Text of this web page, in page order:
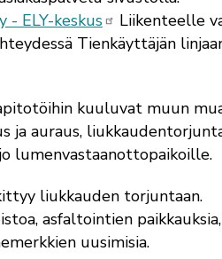
- ELY-keskus
Liikenteelle
Tienkäyttäjän
kuuluvat muun
ja auraus,
lumenvastaanottopaikoille.
liukkauden torjuntaan.
asfaltointien paikkauksia,
uusimisia.